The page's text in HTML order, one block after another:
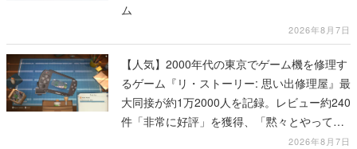
ム
2026年8月7日
【人気】2000年代の東京でゲーム機を修理す
るゲーム『リ・ストーリー: 思い出修理屋』最
大同接が約1万2000人を記録。レビュー約240
件「非常に好評」を獲得、「黙々とやってし
2026年8月7日